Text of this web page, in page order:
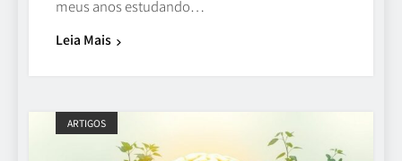
meus anos estudando…
Leia Mais
ARTIGOS